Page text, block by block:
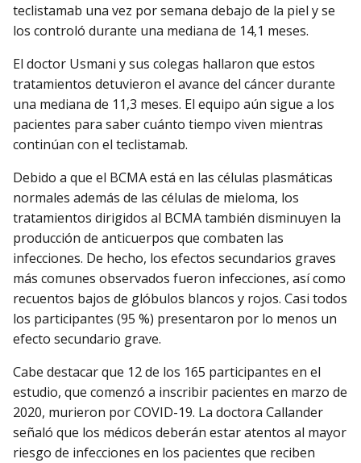
teclistamab una vez por semana debajo de la piel y se
los controló durante una mediana de 14,1 meses.
El doctor Usmani y sus colegas hallaron que estos
tratamientos detuvieron el avance del cáncer durante
una mediana de 11,3 meses. El equipo aún sigue a los
pacientes para saber cuánto tiempo viven mientras
continúan con el teclistamab.
Debido a que el BCMA está en las células plasmáticas
normales además de las células de mieloma, los
tratamientos dirigidos al BCMA también disminuyen la
producción de anticuerpos que combaten las
infecciones. De hecho, los efectos secundarios graves
más comunes observados fueron infecciones, así como
recuentos bajos de glóbulos blancos y rojos. Casi todos
los participantes (95 %) presentaron por lo menos un
efecto secundario grave.
Cabe destacar que 12 de los 165 participantes en el
estudio, que comenzó a inscribir pacientes en marzo de
2020, murieron por COVID-19. La doctora Callander
señaló que los médicos deberán estar atentos al mayor
riesgo de infecciones en los pacientes que reciben